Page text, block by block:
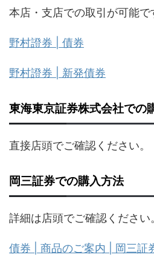
本店・支店での取引が可能で
野村證券 | 債券
野村證券 | 新発債券
東海東京証券株式会社での
直接店頭でご確認ください。
岡三証券での購入方法
詳細は店頭でご確認ください
債券 | 商品のご案内 | 岡三証